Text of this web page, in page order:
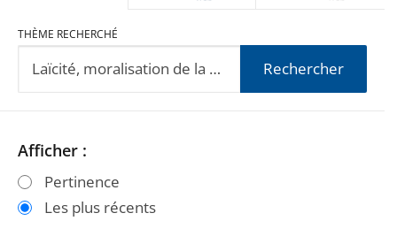
THÈME RECHERCHÉ
Rechercher
Passer
les
filtres
Passer
les
filtres
Afficher :
Pertinence
Les plus récents